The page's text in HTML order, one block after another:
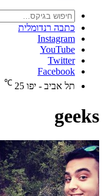
כתבה רנדומלית
Instagram
YouTube
Twitter
Facebook
תל אביב - יפו 25
℃
geeks